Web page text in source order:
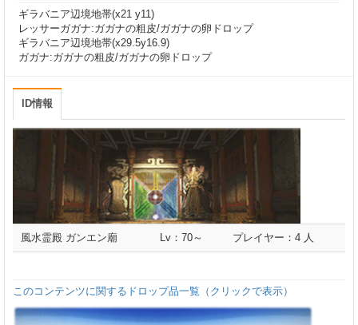
ギラバニア辺境地帯(x21 y11)
レッサーガガナ:ガガナの粗皮/ガガナの卵ドロップ
ギラバニア辺境地帯(x29.5y16.9)
ガガナ:ガガナの粗皮/ガガナの卵ドロップ
ID情報
風水霊殿 ガンエン廟 Lv：70～ プレイヤー：4 人
このコンテンツに関するドロップ品一覧（クリックで表示）